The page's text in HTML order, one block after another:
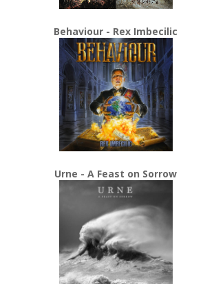
Behaviour - Rex Imbecilic
Urne - A Feast on Sorrow